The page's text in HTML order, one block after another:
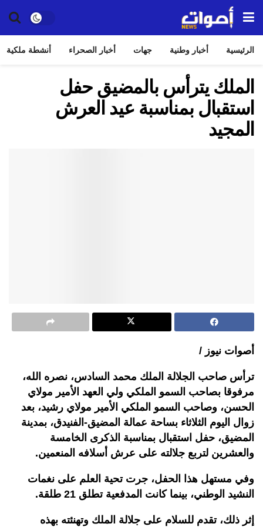
الرئيسية أخبار وطنية جهات أخبار الصحراء أنشطة ملكية
الملك يترأس بالمضيق حفل
استقبال بمناسبة عيد العرش
المجيد
أصوات نيوز /
ترأس صاحب الجلالة الملك محمد السادس، نصره الله،
مرفوقا بصاحب السمو الملكي ولي العهد الأمير مولاي
الحسن، وصاحب السمو الملكي الأمير مولاي رشيد، بعد
زوال اليوم الثلاثاء بساحة عمالة المضيق-الفنيدق، بمدينة
المضيق، حفل استقبال بمناسبة الذكرى الخامسة
والعشرين لتربع جلالته على عرش أسلافه المنعمين.
وفي مستهل هذا الحفل، جرت تحية العلم على نغمات
النشيد الوطني، بينما كانت المدفعية تطلق 21 طلقة.
إثر ذلك، تقدم للسلام على جلالة الملك وتهنئته بهذه